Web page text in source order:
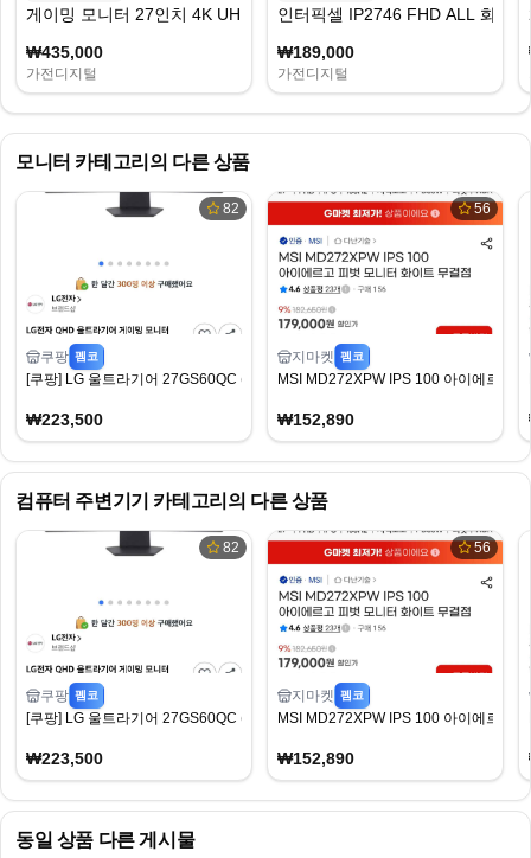
게이밍 모니터 27인치 4K UHD 144hz IPS 디스플레이 승강 가능,
₩435,000
가전디지털
인터픽셀 IP2746 FHD ALL 화이
₩189,000
가전디지털
모니터 카테고리의 다른 상품
82
쿠팡 펨코
[쿠팡] LG 울트라기어 27GS60QC (223,500원) (무료)
₩223,500
56
지마켓 펨코
MSI MD272XPW IPS 100 아이에르고
₩152,890
컴퓨터 주변기기 카테고리의 다른 상품
82
쿠팡 펨코
[쿠팡] LG 울트라기어 27GS60QC (223,500원) (무료)
₩223,500
56
지마켓 펨코
MSI MD272XPW IPS 100 아이에르고
₩152,890
동일 상품 다른 게시물